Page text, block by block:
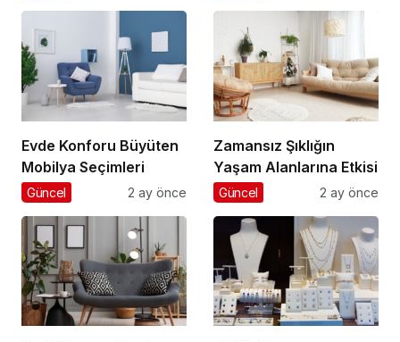
Evde Konforu Büyüten
Mobilya Seçimleri
Güncel 2 ay önce
Zamansız Şıklığın
Yaşam Alanlarına Etkisi
Güncel 2 ay önce